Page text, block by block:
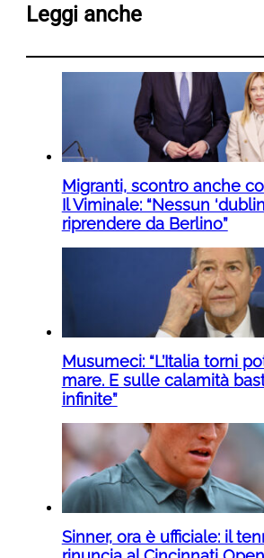
Leggi anche
Migranti, scontro anche
Il Viminale: “Nessun
riprendere da Berlino”
Musumeci: “L’Italia torni
mare. E sulle calamità
infinite”
Sinner, ora è ufficiale: il